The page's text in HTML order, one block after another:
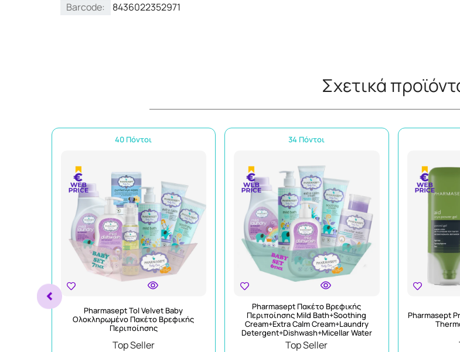
Barcode: 8436022352971
Σχετικά
40 Πόντοι
Pharmasept Tol Velvet Baby
Ολοκληρωμένο Πακέτο Βρεφικής
Περιποίησης
Top Seller
34 Πόντοι
Pharmasept Πακέτο Βρεφικής
Περιποίησης Mild Bath+Soothing
Cream+Extra Calm Cream+Laundry
Detergent+Dishwash+Micellar Water
Top Seller
Pharmasept